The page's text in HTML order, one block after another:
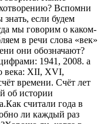
Вспомни
если будем
мы говорим о каком-
в речи слова «век»
они обозначают?
1941, 2008. а
века: XII, XVI,
времени. Счёт лет
об истории
считали года в
ли каждый раз